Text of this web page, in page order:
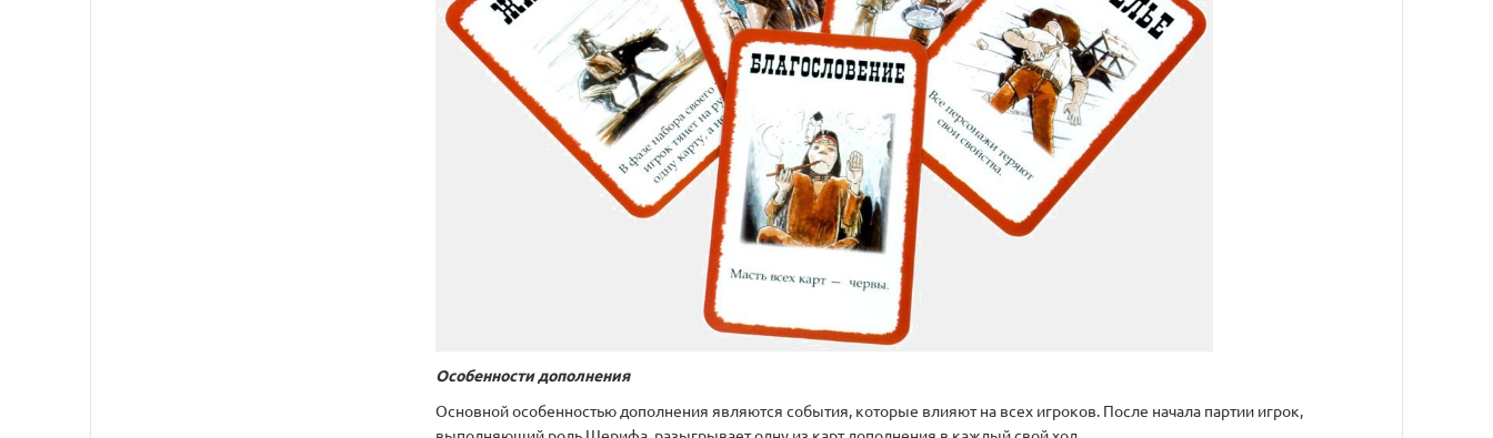
Особенности дополнения
Основной особенностью дополнения являются события, которые влияют на всех игроков. После начала партии игрок,